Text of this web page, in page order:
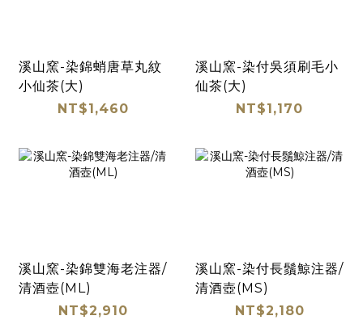
溪山窯-染錦蛸唐草丸紋
小仙茶(大)
NT$1,460
溪山窯-染付吳須刷毛小
仙茶(大)
NT$1,170
溪山窯-染錦雙海老注器/
清酒壺(ML)
NT$2,910
溪山窯-染付長鬚鯨注器/
清酒壺(MS)
NT$2,180